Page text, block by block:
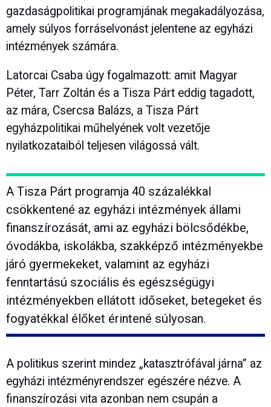
gazdaságpolitikai programjának megakadályozása,
amely súlyos forráselvonást jelentene az egyházi
intézmények számára.
Latorcai Csaba úgy fogalmazott: amit Magyar
Péter, Tarr Zoltán és a Tisza Párt eddig tagadott,
az mára, Csercsa Balázs, a Tisza Párt
egyházpolitikai műhelyének volt vezetője
nyilatkozataiból teljesen világossá vált.
A Tisza Párt programja 40 százalékkal
csökkentené az egyházi intézmények állami
finanszírozását, ami az egyházi bölcsődékbe,
óvodákba, iskolákba, szakképző intézményekbe
járó gyermekeket, valamint az egyházi
fenntartású szociális és egészségügyi
intézményekben ellátott időseket, betegeket és
fogyatékkal élőket érintené súlyosan.
A politikus szerint mindez „katasztrófával járna” az
egyházi intézményrendszer egészére nézve. A
finanszírozási vita azonban nem csupán a